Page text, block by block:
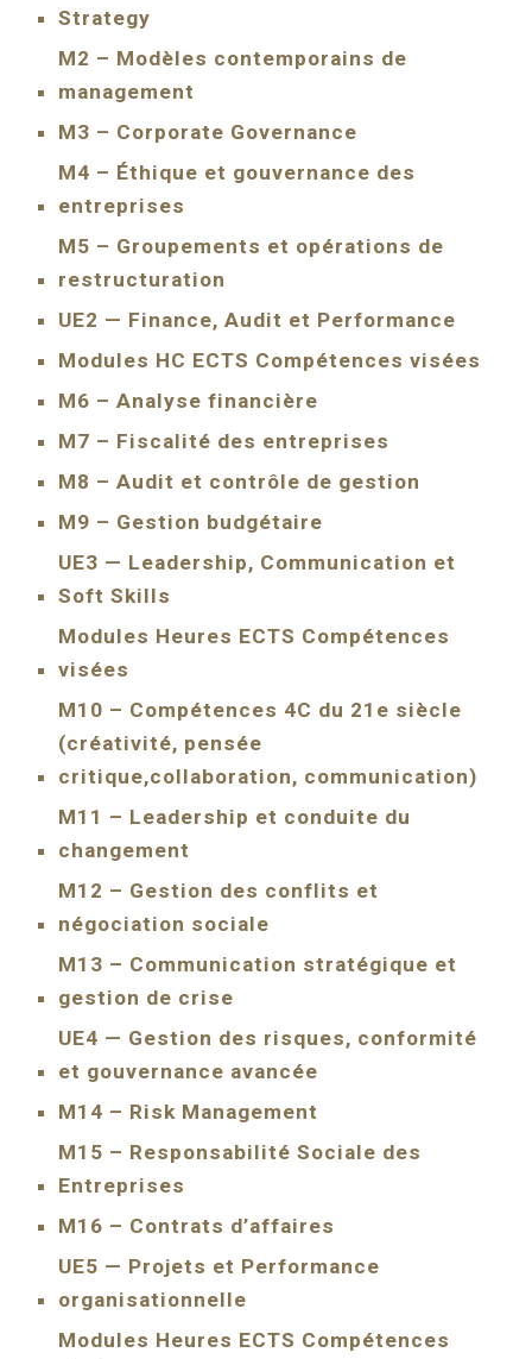
Strategy
M2 – Modèles contemporains de
management
M3 – Corporate Governance
M4 – Éthique et gouvernance des
entreprises
M5 – Groupements et opérations de
restructuration
UE2 — Finance, Audit et Performance
Modules HC ECTS Compétences visées
M6 – Analyse financière
M7 – Fiscalité des entreprises
M8 – Audit et contrôle de gestion
M9 – Gestion budgétaire
UE3 — Leadership, Communication et
Soft Skills
Modules Heures ECTS Compétences
visées
M10 – Compétences 4C du 21e siècle
(créativité, pensée
critique,collaboration, communication)
M11 – Leadership et conduite du
changement
M12 – Gestion des conflits et
négociation sociale
M13 – Communication stratégique et
gestion de crise
UE4 — Gestion des risques, conformité
et gouvernance avancée
M14 – Risk Management
M15 – Responsabilité Sociale des
Entreprises
M16 – Contrats d’affaires
UE5 — Projets et Performance
organisationnelle
Modules Heures ECTS Compétences